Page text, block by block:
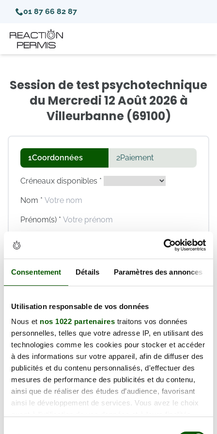
Consentement Détails Paramètres des annonces
Utilisation responsable de vos données
Nous et nos 1022 partenaires traitons vos données
personnelles, telles que votre adresse IP, en utilisant des
technologies comme les cookies pour stocker et accéder
à des informations sur votre appareil, afin de diffuser des
publicités et du contenu personnalisés, d'effectuer des
mesures de performance des publicités et du contenu,
ainsi que de réaliser des études d’audience, favorisant
ainsi le développement de services. Vous avez le choix
01 87 66 82 87
Session de test psychotechnique
du Mercredi 12 Août 2026 à
Villeurbanne (69100)
Mercredi 12 Août 2026
129.00€
1Coordonnées 2Paiement
Créneaux disponibles *
Nom *
Prénom(s) *
Téléphone *
En validant ce formulaire, j'accepte la politique de
protection des données et lesconditions générales
pris connaissance.
Réserver maintenant